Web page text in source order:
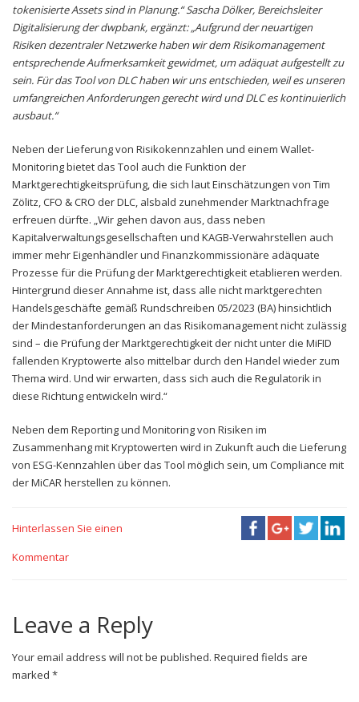
tokenisierte Assets sind in Planung.“ Sascha Dölker, Bereichsleiter
Digitalisierung der dwpbank, ergänzt: „Aufgrund der neuartigen
Risiken dezentraler Netzwerke haben wir dem Risikomanagement
entsprechende Aufmerksamkeit gewidmet, um adäquat aufgestellt zu
sein. Für das Tool von DLC haben wir uns entschieden, weil es unseren
umfangreichen Anforderungen gerecht wird und DLC es kontinuierlich
ausbaut.“
Neben der Lieferung von Risikokennzahlen und einem Wallet-
Monitoring bietet das Tool auch die Funktion der
Marktgerechtigkeitsprüfung, die sich laut Einschätzungen von Tim
Zölitz, CFO & CRO der DLC, alsbald zunehmender Marktnachfrage
erfreuen dürfte. „Wir gehen davon aus, dass neben
Kapitalverwaltungsgesellschaften und KAGB-Verwahrstellen auch
immer mehr Eigenhändler und Finanzkommissionäre adäquate
Prozesse für die Prüfung der Marktgerechtigkeit etablieren werden.
Hintergrund dieser Annahme ist, dass alle nicht marktgerechten
Handelsgeschäfte gemäß Rundschreiben 05/2023 (BA) hinsichtlich
der Mindestanforderungen an das Risikomanagement nicht zulässig
sind – die Prüfung der Marktgerechtigkeit der nicht unter die MiFID
fallenden Kryptowerte also mittelbar durch den Handel wieder zum
Thema wird. Und wir erwarten, dass sich auch die Regulatorik in
diese Richtung entwickeln wird.“
Neben dem Reporting und Monitoring von Risiken im
Zusammenhang mit Kryptowerten wird in Zukunft auch die Lieferung
von ESG-Kennzahlen über das Tool möglich sein, um Compliance mit
der MiCAR herstellen zu können.
Hinterlassen Sie einen
Kommentar
Leave a Reply
Your email address will not be published. Required fields are
marked *